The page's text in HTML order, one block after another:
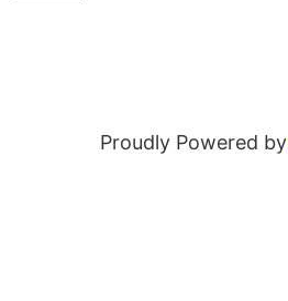
Proudly Powered by